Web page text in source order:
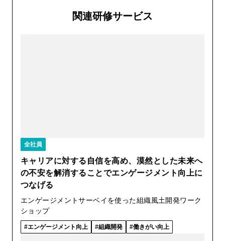
関連研修サービス
全社員
キャリアに対する自信を高め、漠然とした未来へ
の不安を解消することでエンゲージメント向上に
つなげる
エンゲージメントサーベイを使った組織風土開発ワーク
ショップ
エンゲージメント向上 組織開発 働きがい向上